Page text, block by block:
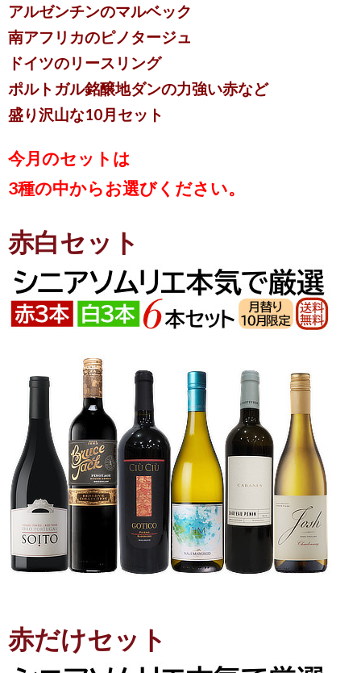
アルゼンチンのマルベック
南アフリカのピノタージュ
ドイツのリースリング
ポルトガル銘醸地ダンの力強い赤など
盛り沢山な10月セット
今月のセットは
3種の中からお選びください。
赤白セット
赤だけセット